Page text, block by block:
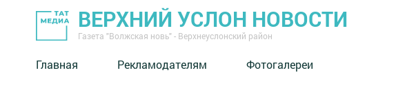
ВЕРХНИЙ УСЛОН НОВОСТИ
Газета "Волжская новь" - Верхнеуслонский район
Главная Рекламодателям Фотогалереи